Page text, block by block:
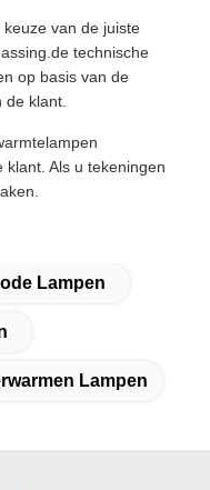
van de juiste
technische
op basis van de
klant.
Als u tekeningen
Lampen
Lampen